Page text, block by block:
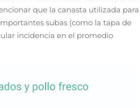
que la canasta utilizada para
subas (como la tapa de
incidencia en el promedio